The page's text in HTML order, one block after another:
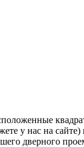
у нас на
дверного